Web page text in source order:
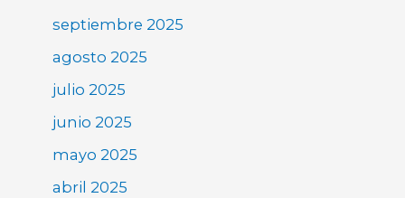
septiembre 2025
agosto 2025
julio 2025
junio 2025
mayo 2025
abril 2025